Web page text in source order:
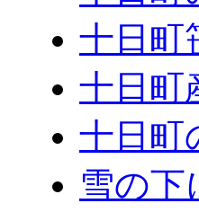
十日町
十日町
十日町
雪の下